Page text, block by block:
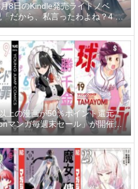
8日のKindle発売ライトノベ
だから、私言ったわよね？4 ～
案外楽しい領地改革～」「学園
後輩の命の恩人になったら、通
て関係を迫ってくる。 2巻」
の聖女様は俺にこっそりスカート
えてくれる」など
上の漫画が50％ポイント還元！
マンガ毎週末セール」が開催
定日は8月9日！